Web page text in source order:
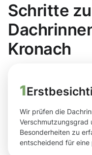
Schritte
Kronach
1
Wir prüfen die
Verschmutzungsgrad
Besonderheiten zu
entscheidend für eine